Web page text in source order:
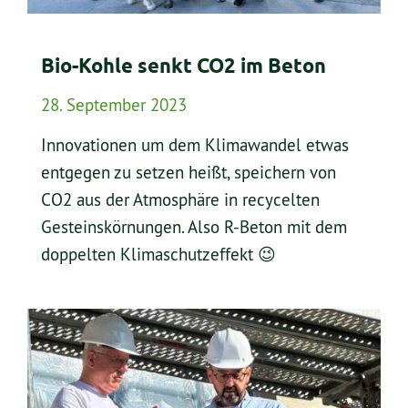
Bio-Kohle senkt CO2 im Beton
28. September 2023
Innovationen um dem Klimawandel etwas
entgegen zu setzen heißt, speichern von
CO2 aus der Atmosphäre in recycelten
Gesteinskörnungen. Also R-Beton mit dem
doppelten Klimaschutzeffekt 😉